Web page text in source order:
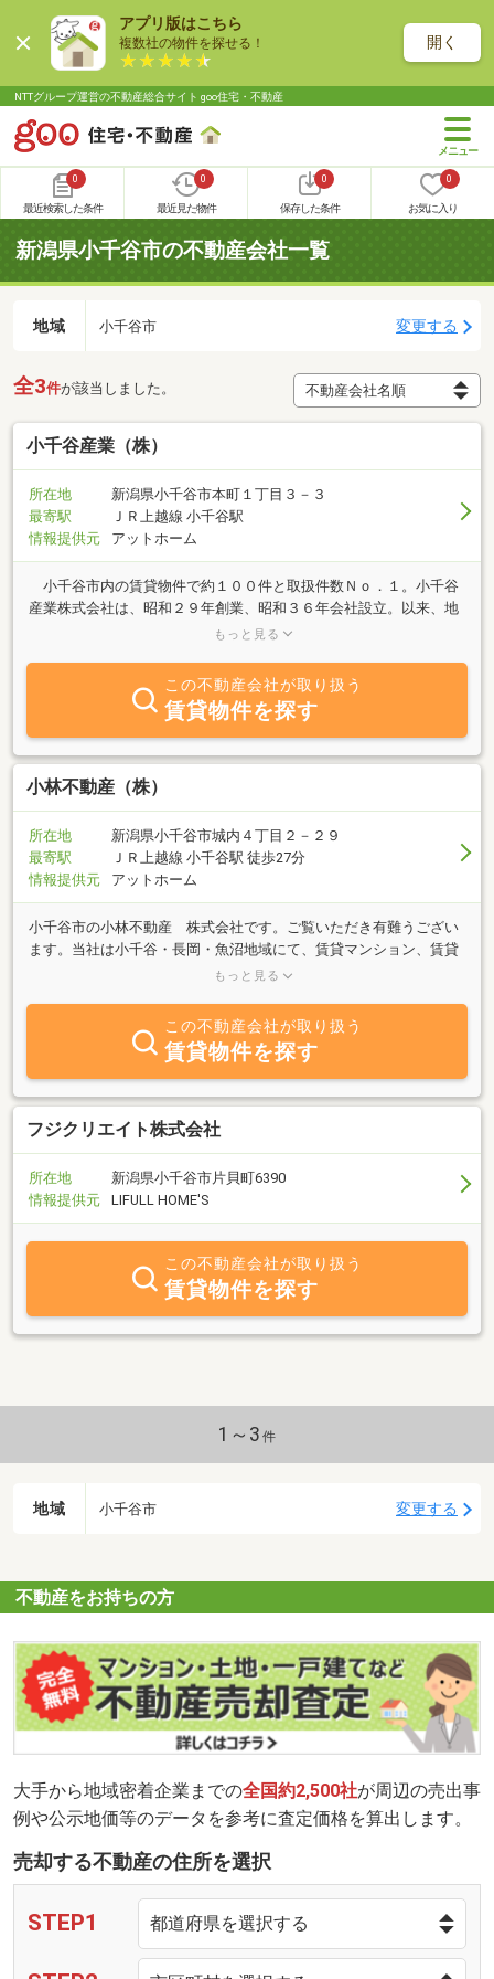
アプリ版はこちら
複数社の物件を探せる！ 開く
NTTグループ運営の不動産総合サイト goo住宅・不動産
0
最近検索した条件
0
最近見た物件
0
保存した条件
0
お気に入り
新潟県小千谷市の不動産会社一覧
地域 小千谷市 変更する
全3件が該当しました。
小千谷産業（株）
所在地
新潟県小千谷市本町１丁目３－３
最寄駅
ＪＲ上越線 小千谷駅
情報提供元
アットホーム
小千谷市内の賃貸物件で約１００件と取扱件数Ｎｏ．１。小千谷
産業株式会社は、昭和２９年創業、昭和３６年会社設立。以来、地
元ならではの安心感と親身になったきめ細かいサービスをモットー
おります。 当社では、宅地建物取引士3名と、安心で安全な取引
を心がけ、アパート・マンションの賃貸および管理はもちろん、土
地・戸建ての売買を広く取り扱っております。 どうぞ、お気軽に
お問い合わせ、ご相談ください。
もっと見る
この不動産会社が取り扱う
賃貸物件を探す
小林不動産（株）
所在地
新潟県小千谷市城内４丁目２－２９
最寄駅
ＪＲ上越線 小千谷駅 徒歩27分
情報提供元
アットホーム
小千谷市の小林不動産 株式会社です。ご覧いただき有難うござい
ます。当社は小千谷・長岡・魚沼地域にて、賃貸マンション、賃貸
アパートの仲介・管理と売買の土地、マンション、一戸建てなど居
と堅実を社是として地域社会とお客様に貢献出来ればと考えていま
す。賃貸物件ではお客様の生活スタイルに合わせた物件をご紹介さ
せていただいております。また不動産の売却物件の中には売主様の
ご都合で公開出来ない物件もございますので、希望エリアだけでも
ご相談ください。資産運用、相続対策の企画提案、から不動産企画
開発、設計、施工、さらにアフターサービスにいたるまで確かな品
い。
もっと見る
この不動産会社が取り扱う
賃貸物件を探す
フジクリエイト株式会社
所在地
新潟県小千谷市片貝町6390
情報提供元
LIFULL HOME'S
この不動産会社が取り扱う
賃貸物件を探す
1～3 件
地域 小千谷市 変更する
不動産をお持ちの方
大手から地域密着企業までの全国約2,500社が周辺の売出事
例や公示地価等のデータを参考に査定価格を算出します。
売却する不動産の住所を選択
STEP1